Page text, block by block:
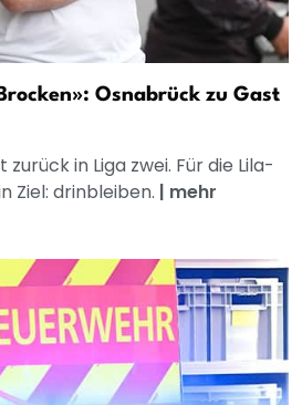
Osnabrück zu Gast
in Liga zwei. Für die Lila-
Ziel: drinbleiben. | mehr